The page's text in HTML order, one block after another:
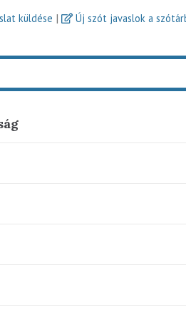
küldése | Új szót javaslok a